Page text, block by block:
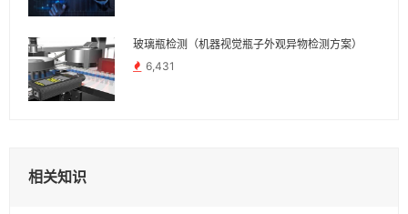
玻璃瓶检测（机器视觉瓶子外观异物检测方案）
6,431
相关知识